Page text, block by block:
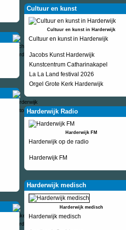
Cultuur en kunst
Cultuur en kunst in Harderwijk
Cultuur en kunst in Harderwijk
Jacobs Kunst Harderwijk
Kunstcentrum Catharinakapel
La La Land festival 2026
Orgel Grote Kerk Harderwijk
Harderwijk Radio
Harderwijk FM
Harderwijk op de radio
Harderwijk FM
Harderwijk medisch
Harderwijk medisch
Harderwijk medisch